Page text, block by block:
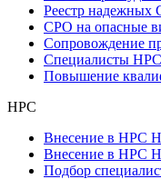
Реестр надежных
СРО на опасные
Сопровождение
Специалисты
Повышение
НРС
Внесение в НРС
Внесение в НРС
Подбор